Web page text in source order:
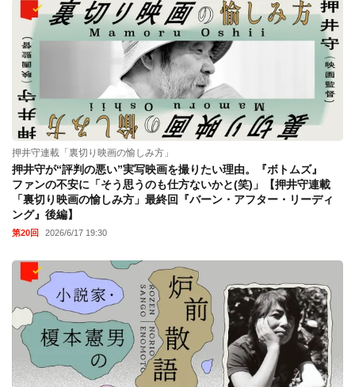
押井守連載「裏切り映画の愉しみ方」
押井守が“評判の悪い”実写映画を撮りたい理由。『ボトムズ』
ファンの不安に「そう思うのも仕方ないかと(笑)」【押井守連載
「裏切り映画の愉しみ方」最終回『バーン・アフター・リーディ
ング』後編】
第20回 2026/6/17 19:30